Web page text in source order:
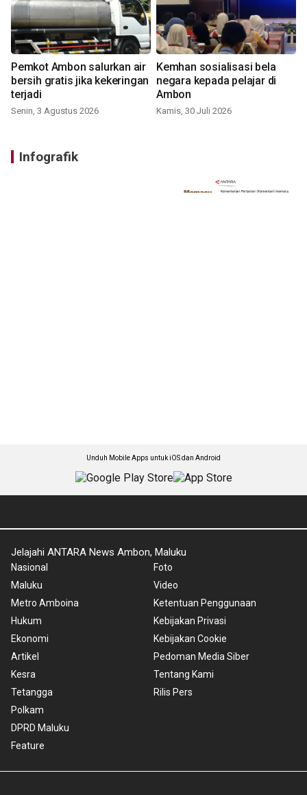
Pemkot Ambon salurkan air
bersih gratis jika kekeringan
terjadi
Senin, 3 Agustus 2026
Kemhan sosialisasi bela
negara kepada pelajar di
Ambon
Kamis, 30 Juli 2026
Infografik
Unduh Mobile Apps untuk iOS dan Android
Jelajahi ANTARA News Ambon, Maluku
Nasional
Maluku
Metro Amboina
Hukum
Ekonomi
Artikel
Kesra
Tetangga
Polkam
DPRD Maluku
Feature
Foto
Video
Ketentuan Penggunaan
Kebijakan Privasi
Kebijakan Cookie
Pedoman Media Siber
Tentang Kami
Rilis Pers